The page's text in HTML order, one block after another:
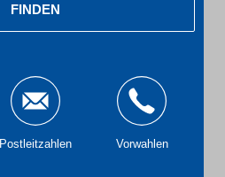
FINDEN
Postleitzahlen Vorwahlen